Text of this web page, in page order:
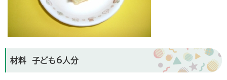
材料 子ども6人分